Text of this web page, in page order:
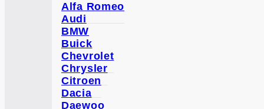
Alfa Romeo
Audi
BMW
Buick
Chevrolet
Chrysler
Citroen
Dacia
Daewoo